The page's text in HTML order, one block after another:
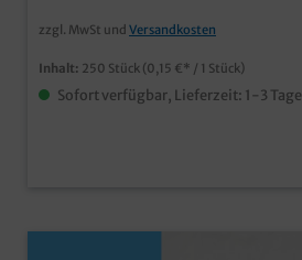
zzgl. MwSt und Versandkosten
Inhalt: 250 Stück (0,15 €* / 1 Stück)
Sofort verfügbar, Lieferzeit: 1-3 Tage